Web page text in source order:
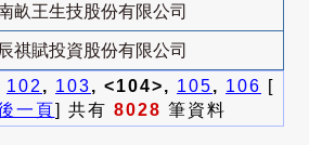
畝王生技股份有限公司
辰祺賦投資股份有限公司
102 , 103, <104>, 105, 106 [
一頁] 共有 8028 筆資料